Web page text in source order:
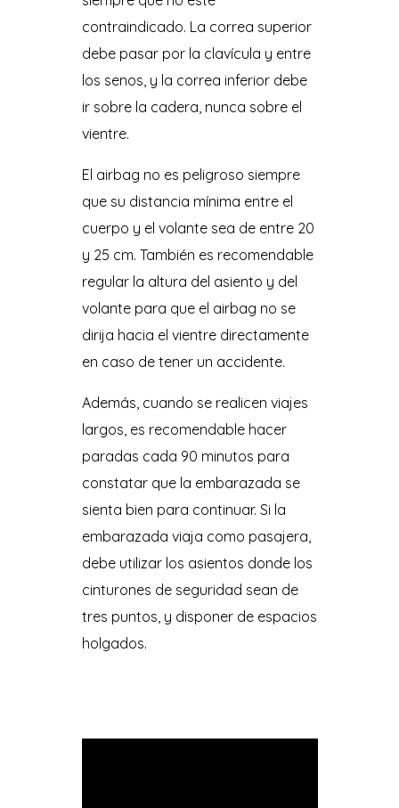
contraindicado. La correa superior
debe pasar por la clavícula y entre
los senos, y la correa inferior debe
ir sobre la cadera, nunca sobre el
vientre.
El airbag no es peligroso siempre
que su distancia mínima entre el
cuerpo y el volante sea de entre 20
y 25 cm. También es recomendable
regular la altura del asiento y del
volante para que el airbag no se
dirija hacia el vientre directamente
en caso de tener un accidente.
Además, cuando se realicen viajes
largos, es recomendable hacer
paradas cada 90 minutos para
constatar que la embarazada se
sienta bien para continuar. Si la
embarazada viaja como pasajera,
debe utilizar los asientos donde los
cinturones de seguridad sean de
tres puntos, y disponer de espacios
holgados.